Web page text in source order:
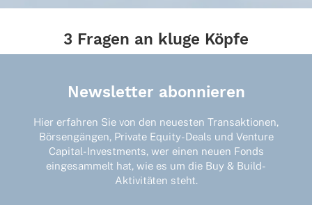
3 Fragen an kluge Köpfe
Newsletter abonnieren
Hier erfahren Sie von den neuesten Transaktionen,
Börsengängen, Private Equity-Deals und Venture
Capital-Investments, wer einen neuen Fonds
eingesammelt hat, wie es um die Buy & Build-
Aktivitäten steht.